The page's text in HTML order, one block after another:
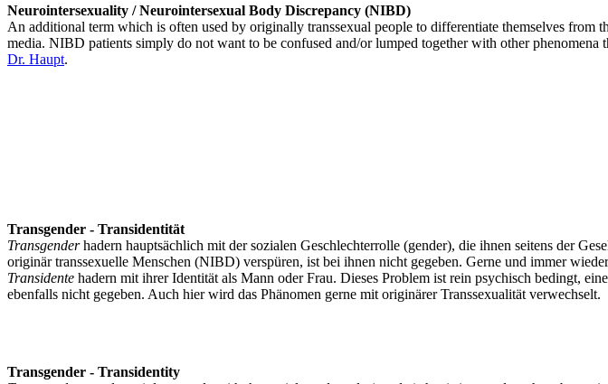
Neurointersexuality / Neurointersexual Body Discrepancy (NIBD)
An additional term which is often used by originally transsexual people to differentiate themselves
media. NIBD patients simply do not want to be confused and/or lumped together with other
Dr. Haupt.
Transgender - Transidentität
Transgenderhadern hauptsächlich mit der sozialen Geschlechterrolle (gender), die ihnen seitens der
originär transsexuelle Menschen (NIBD) verspüren, ist bei ihnen nicht gegeben. Gerne und immer
Transidente hadern mit ihrer Identität als Mann oder Frau. Dieses Problem ist rein psychisch bedingt,
ebenfalls nicht gegeben. Auch hier wird das Phänomen gerne mit originärer Transsexualität verwechselt.
Transgender - Transidentity